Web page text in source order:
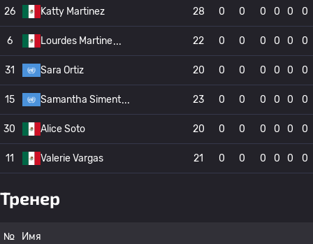
26 Katty Martinez 28 0 0 0 0 0 0
6 Lourdes Martine 22 0 0 0 0 0 0
31 Sara Ortiz 20 0 0 0 0 0 0
15 Samantha Siment 23 0 0 0 0 0 0
30 Alice Soto 20 0 0 0 0 0 0
11 Valerie Vargas 21 0 0 0 0 0 0
Тренер
№ Имя